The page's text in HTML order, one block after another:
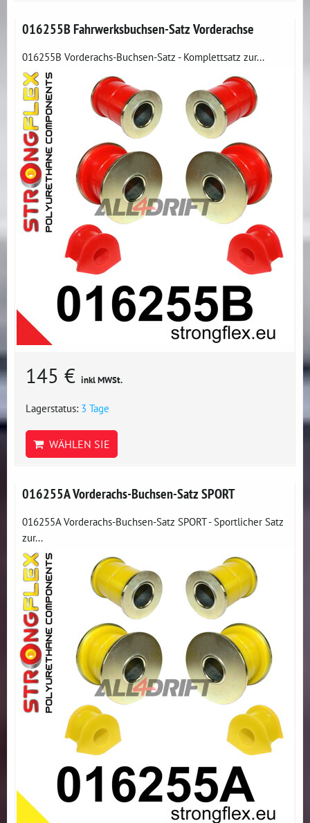
016255B Fahrwerksbuchsen-Satz Vorderachse
016255B Vorderachs-Buchsen-Satz - Komplettsatz zur...
145 € inkl MWSt.
Lagerstatus: 3 Tage
WÄHLEN SIE
016255A Vorderachs-Buchsen-Satz SPORT
016255A Vorderachs-Buchsen-Satz SPORT - Sportlicher Satz
zur...